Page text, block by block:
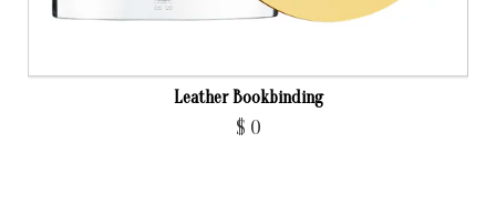
Leather Bookbinding
$ 0